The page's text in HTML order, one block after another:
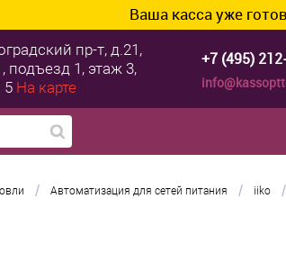
Ваша касса уже готова к
пр-т, д.21,
подъезд 1, этаж 3,
5 На карте
+7 (495)
/ Автоматизация для сетей питания / iiko /